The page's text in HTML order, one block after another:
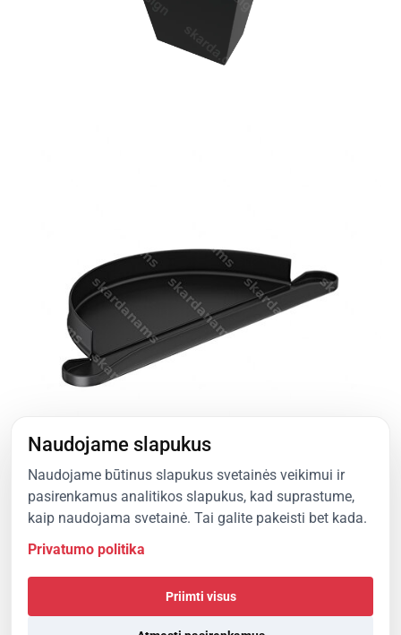
Naudojame slapukus
Naudojame būtinus slapukus svetainės veikimui ir
pasirenkamus analitikos slapukus, kad suprastume,
kaip naudojama svetainė. Tai galite pakeisti bet kada.
Privatumo politika
Priimti visus